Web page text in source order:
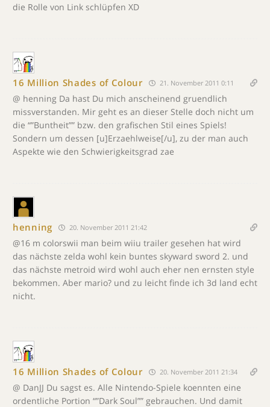
die Rolle von Link schlüpfen XD
16 Million Shades of Colour 21. November 2011 0:11
@ henning Da hast Du mich anscheinend gruendlich
missverstanden. Mir geht es an dieser Stelle doch nicht um
die “”Buntheit”” bzw. den grafischen Stil eines Spiels!
Sondern um dessen [u]Erzaehlweise[/u], zu der man auch
Aspekte wie den Schwierigkeitsgrad zae
henning 20. November 2011 21:42
@16 m colorswii man beim wiiu trailer gesehen hat wird
das nächste zelda wohl kein buntes skyward sword 2. und
das nächste metroid wird wohl auch eher nen ernsten style
bekommen. Aber mario? und zu leicht finde ich 3d land echt
nicht.
16 Million Shades of Colour 20. November 2011 21:34
@ DanJJ Du sagst es. Alle Nintendo-Spiele koennten eine
ordentliche Portion “”Dark Soul”” gebrauchen. Und damit